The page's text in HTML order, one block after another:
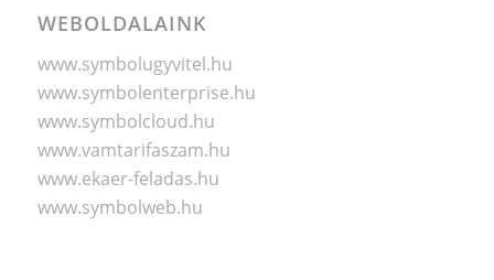
WEBOLDALAINK
www.symbolugyvitel.hu
www.symbolenterprise.hu
www.symbolcloud.hu
www.vamtarifaszam.hu
www.ekaer-feladas.hu
www.symbolweb.hu